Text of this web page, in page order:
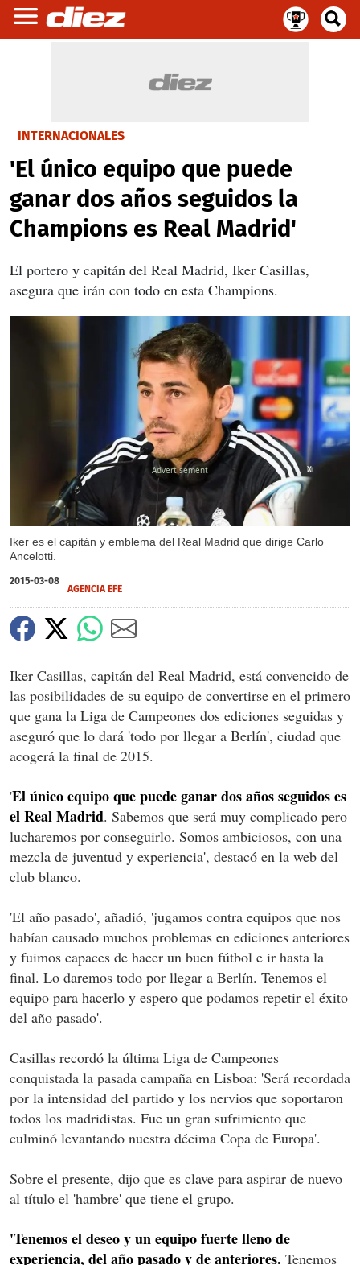
INTERNACIONALES
'El único equipo que puede
ganar dos años seguidos la
Champions es Real Madrid'
El portero y capitán del Real Madrid, Iker Casillas,
asegura que irán con todo en esta Champions.
Iker es el capitán y emblema del Real Madrid que dirige Carlo
Ancelotti.
X
2015-03-08
AGENCIA EFE
Iker Casillas, capitán del Real Madrid, está convencido de
las posibilidades de su equipo de convertirse en el primero
que gana la Liga de Campeones dos ediciones seguidas y
aseguró que lo dará 'todo por llegar a Berlín', ciudad que
acogerá la final de 2015.
'El único equipo que puede ganar dos años seguidos es
el Real Madrid. Sabemos que será muy complicado pero
lucharemos por conseguirlo. Somos ambiciosos, con una
mezcla de juventud y experiencia', destacó en la web del
club blanco.
'El año pasado', añadió, 'jugamos contra equipos que nos
habían causado muchos problemas en ediciones anteriores
y fuimos capaces de hacer un buen fútbol e ir hasta la
final. Lo daremos todo por llegar a Berlín. Tenemos el
equipo para hacerlo y espero que podamos repetir el éxito
del año pasado'.
Casillas recordó la última Liga de Campeones
conquistada la pasada campaña en Lisboa: 'Será recordada
por la intensidad del partido y los nervios que soportaron
todos los madridistas. Fue un gran sufrimiento que
culminó levantando nuestra décima Copa de Europa'.
Sobre el presente, dijo que es clave para aspirar de nuevo
al título el 'hambre' que tiene el grupo.
'Tenemos el deseo y un equipo fuerte lleno de
experiencia, del año pasado y de anteriores. Tenemos